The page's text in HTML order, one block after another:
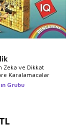
Zeka ve Dikkat
Karalamacalar
Grubu
TL